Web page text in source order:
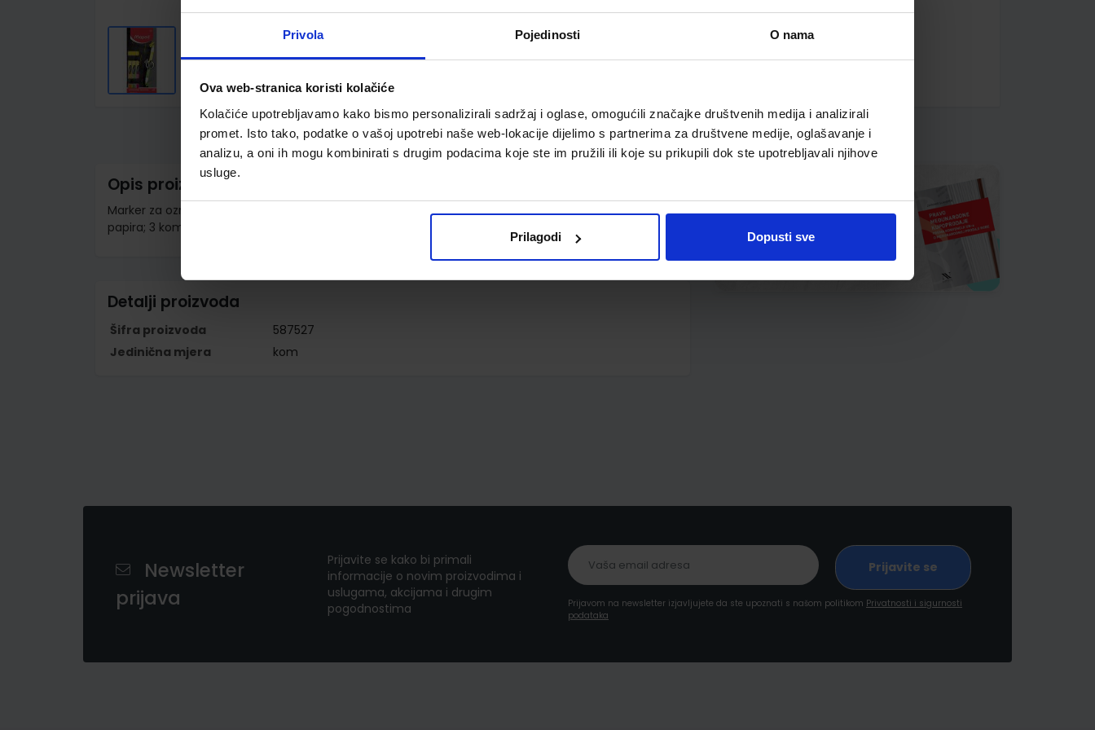
Privola Pojedinosti O nama
Ova web-stranica koristi kolačiće
Kolačiće upotrebljavamo kako bismo personalizirali sadržaj i oglase, omogućili značajke društvenih medija i analizirali
promet. Isto tako, podatke o vašoj upotrebi naše web-lokacije dijelimo s partnerima za društvene medije, oglašavanje i
analizu, a oni ih mogu kombinirati s drugim podacima koje ste im pružili ili koje su prikupili dok ste upotrebljavali njihove
usluge.
Prilagodi Dopusti sve
gallery
Opis proizvoda
Marker za označavanje s dva vrha; izražajna neon tinta; kosi vrh; debljina linije 1-5mm; za sve vrste
papira; 3 komada u blisteru; sort boje
Detalji proizvoda
Šifra proizvoda
587527
Jedinična mjera
kom
Newsletter
prijava
Prijavite se kako bi primali
informacije o novim proizvodima i
uslugama, akcijama i drugim
pogodnostima
Prijavom na newsletter izjavljujete da ste upoznati s našom politikom Privatnosti i sigurnosti
podataka